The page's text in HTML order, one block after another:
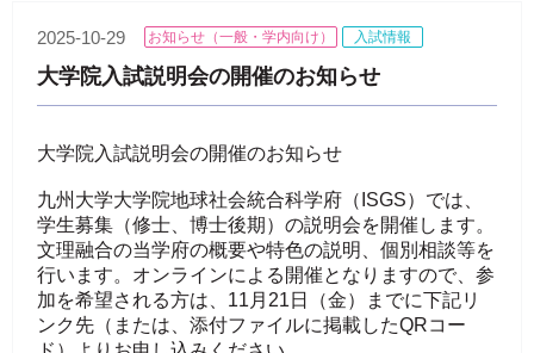
2025-10-29 お知らせ（一般・学内向け） 入試情報
大学院入試説明会の開催のお知らせ
大学院入試説明会の開催のお知らせ
九州大学大学院地球社会統合科学府（ISGS）では、
学生募集（修士、博士後期）の説明会を開催します。
文理融合の当学府の概要や特色の説明、個別相談等を
行います。オンラインによる開催となりますので、参
加を希望される方は、11月21日（金）までに下記リ
ンク先（または、添付ファイルに掲載したQRコー